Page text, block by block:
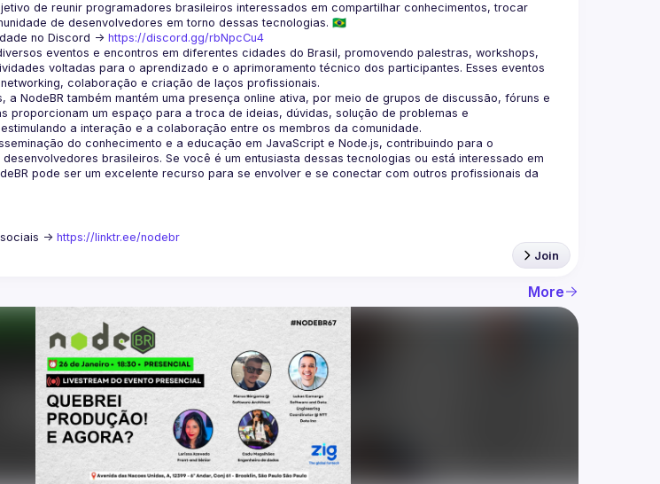
de reunir programadores brasileiros interessados em compartilhar conhecimentos, trocar
no Discord -> https://discord.gg/rbNpcCu4
eventos e encontros em diferentes cidades do Brasil, promovendo palestras, workshops,
voltadas para o aprendizado e o aprimoramento técnico dos participantes. Esses eventos
a NodeBR também mantém uma presença online ativa, por meio de grupos de discussão, fóruns e
proporcionam um espaço para a troca de ideias, dúvidas, solução de problemas e
do conhecimento e a educação em JavaScript e Node.js, contribuindo para o
brasileiros. Se você é um entusiasta dessas tecnologias ou está interessado em
pode ser um excelente recurso para se envolver e se conectar com outros profissionais da
-> https://linktr.ee/nodebr
Join
More